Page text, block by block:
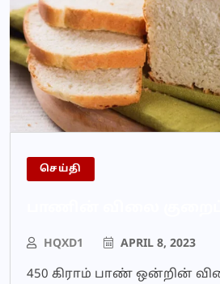
செய்தி
HQXD1 APRIL 8, 2023
450 கிராம் பாண் ஒன்றின்